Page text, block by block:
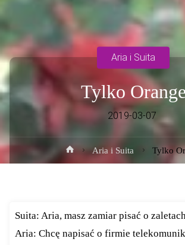
Tylko
2019-03-07
Aria i Suita
Strona
główna
Aria i Suita Tylko
Suita: Aria, masz zamiar pisać o
Aria: Chcę napisać o firmie